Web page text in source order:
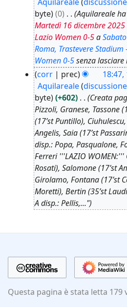
Aquilareale discussione
byte
0
Aquilareale
Martedì 16 dicembre 2025
Lazio Women 0-5a
Roma, Trastevere Stadium
Women 0-5senza lasciare
corr
prec
18:47,
Aquilareale discussione
byte
+602
Creata
Pizzoli, Granese, Tassone
(17’st Puntillo),
Angelis, Saia (17’st
disp.: Popa, Pasqualone,
Ferreri '''LAZIO WOMEN:'''
Rosati), Salomone (17’st
Girolamo, Fontana (17’st
Moretti), Bertin (35’st
A disp.: Pellis,..."
Questa pagina è stata letta 179